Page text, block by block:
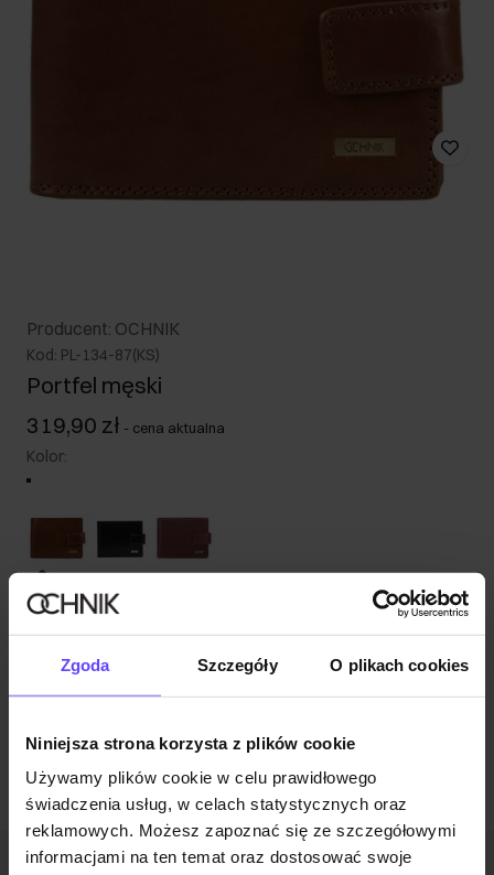
Zgoda Szczegóły O plikach cookies
Niniejsza strona korzysta z plików cookie
Używamy plików cookie w celu prawidłowego
świadczenia usług, w celach statystycznych oraz
reklamowych. Możesz zapoznać się ze szczegółowymi
informacjami na ten temat oraz dostosować swoje
Producent: OCHNIK
Kod: PL-134-87(KS)
Portfel męski
319,90 zł - cena aktualna
Kolor:
Tabela rozmiarów
Wysyłka w 1 dzień roboczy